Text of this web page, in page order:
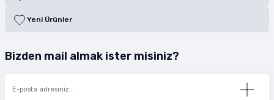
Yeni Ürünler
Bizden mail almak ister misiniz?